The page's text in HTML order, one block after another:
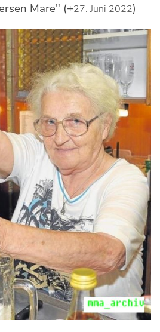
Mare" (+27. Juni 2022)